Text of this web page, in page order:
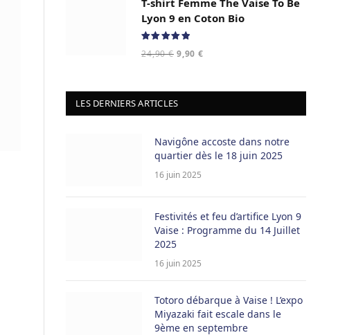
24,90 €.9,90 €.
T-shirt Femme The Vaise To Be
Lyon 9 en Coton Bio
sur 5
24,90€ Le
était :
24,90 €.
9,90€Le
est :
LES DERNIERS ARTICLES
Navigône accoste dans notre
quartier dès le 18 juin 2025
16 juin 2025
Festivités et feu d’artifice Lyon 9
Vaise : Programme du 14 Juillet
2025
16 juin 2025
Totoro débarque à Vaise ! L’expo
Miyazaki fait escale dans le
9ème en septembre